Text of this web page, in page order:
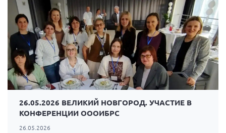
26.05.2026 ВЕЛИКИЙ НОВГОРОД. УЧАСТИЕ В
КОНФЕРЕНЦИИ ОООИБРС
26.05.2026